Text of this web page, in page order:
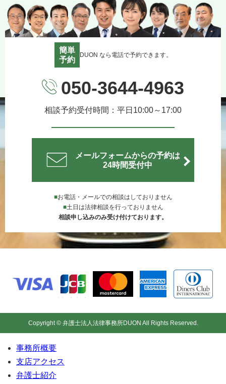
簡単
予約
DUON なら電話で予約できます。
050-3644-4963
相談予約受付時間：平日10:00～17:00
メールフォームからの予約は
24時間受付中
■お電話・メールでの相談はしておりません
■土日は法律相談を行っておりません
相談申し込みのみ受け付けております。
Copyright © 弁護士法人法律事務所DUON All Rights Reserved.
事務所概要
支店アクセス
弁護士紹介